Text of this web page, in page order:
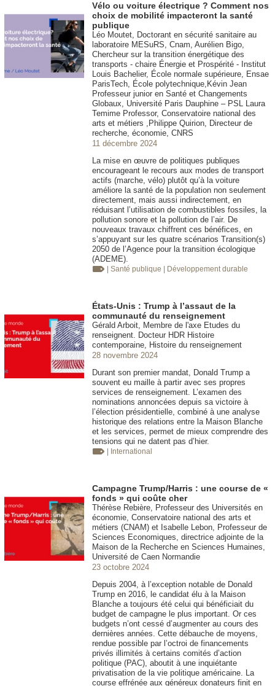
Vélo ou voiture électrique ? Comment nos
choix de mobilité impacteront la santé
publique
Léo Moutet, Doctorant en sécurité sanitaire au
laboratoire MESuRS, Cnam, Aurélien Bigo,
Chercheur sur la transition énergétique des
transports - chaire Énergie et Prospérité - Institut
Louis Bachelier, École normale supérieure, Ensae
ParisTech, École polytechnique,Kévin Jean
Professeur junior en Santé et Changements
Globaux, Université Paris Dauphine – PSL Laura
Temime Professor, Conservatoire national des
arts et métiers ,Philippe Quirion, Directeur de
recherche, économie, CNRS
11 décembre 2024
La mise en œuvre de politiques publiques
encourageant le recours aux modes de transport
actifs (marche, vélo) plutôt qu’à la voiture
améliore la santé de la population non seulement
directement, mais aussi indirectement, en
réduisant l’utilisation de combustibles fossiles, la
pollution sonore et la pollution de l’air. De
nouveaux travaux chiffrent ces bénéfices, en
s’appuyant sur les quatre scénarios Transition(s)
2050 de l’Agence pour la transition écologique
(ADEME).
| Santé publique | Développement durable
États-Unis : Trump à l’assaut de la
communauté du renseignement
Gérald Arboit, Membre de l'axe Etudes du
renseignent. Docteur HDR Histoire
contemporaine, Histoire du renseignement
28 novembre 2024
Durant son premier mandat, Donald Trump a
souvent eu maille à partir avec ses propres
services de renseignement. L’examen des
nominations annoncées depuis sa victoire à
l’élection présidentielle, combiné à une analyse
historique des relations entre la Maison Blanche
et les services, permet de mieux comprendre des
tensions qui ne datent pas d’hier.
| International
Campagne Trump/Harris : une course de «
fonds » qui coûte cher
Thérèse Rebière, Professeur des Universités en
économie, Conservatoire national des arts et
métiers (CNAM) et Isabelle Lebon, Professeur de
Sciences Economiques, directrice adjointe de la
Maison de la Recherche en Sciences Humaines,
Université de Caen Normandie
23 octobre 2024
Depuis 2004, à l’exception notable de Donald
Trump en 2016, le candidat élu à la Maison
Blanche a toujours été celui qui bénéficiait du
budget de campagne le plus important. Or ces
budgets n’ont cessé d’augmenter au cours des
dernières années. Cette débauche de moyens,
rendue possible par l’octroi de financements
privés illimités à certains comités d’action
politique (PAC), aboutit à une inquiétante
privatisation de la vie politique américaine. La
course effrénée aux généreux donateurs finit en